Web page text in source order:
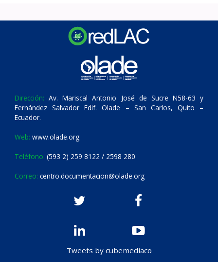
Dirección: Av. Mariscal Antonio José de Sucre N58-63 y
Fernández Salvador Edif. Olade – San Carlos, Quito –
Ecuador.
Web: www.olade.org
Teléfono: (593 2) 259 8122 / 2598 280
Correo: centro.documentacion@olade.org
Tweets by cubemediaco